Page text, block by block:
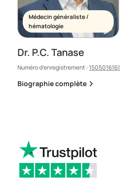
Médecin généraliste /
hématologie
Dr. P.C. Tanase
Numéro d’enregistrement :1505016161
Biographie complète